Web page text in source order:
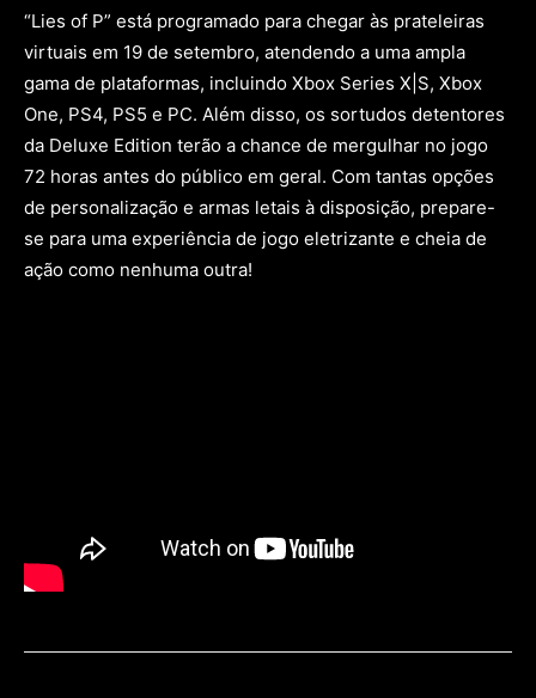
“Lies of P” está programado para chegar às prateleiras
virtuais em 19 de setembro, atendendo a uma ampla
gama de plataformas, incluindo Xbox Series X|S, Xbox
One, PS4, PS5 e PC. Além disso, os sortudos detentores
da Deluxe Edition terão a chance de mergulhar no jogo
72 horas antes do público em geral. Com tantas opções
de personalização e armas letais à disposição, prepare-
se para uma experiência de jogo eletrizante e cheia de
ação como nenhuma outra!